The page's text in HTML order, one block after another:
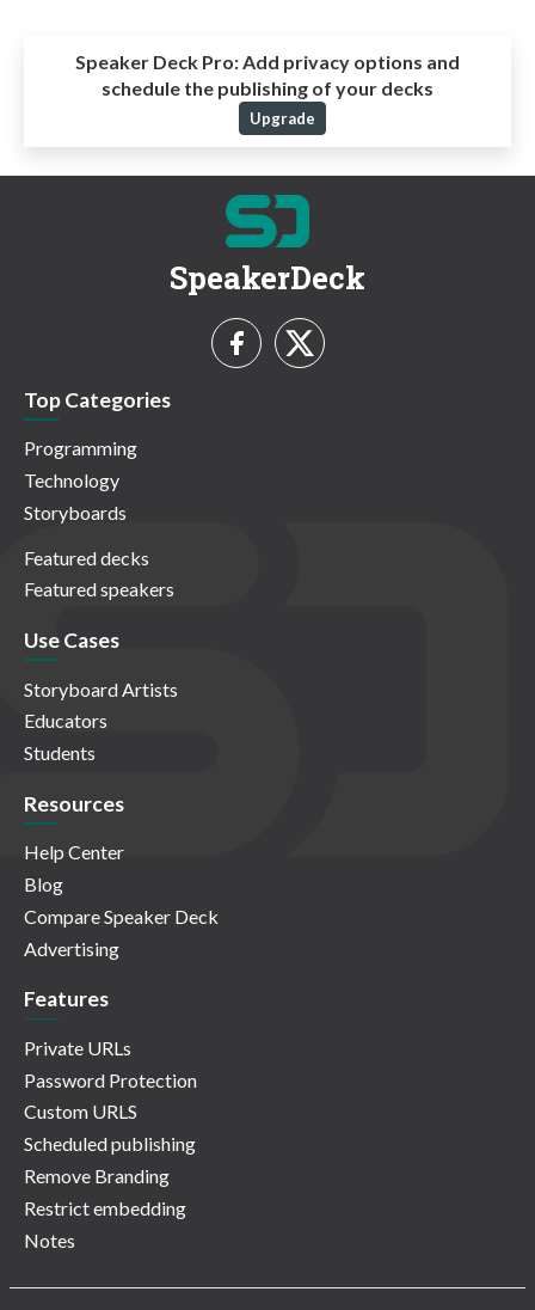
Speaker Deck Pro: Add privacy options and
schedule the publishing of your decks
Upgrade
SpeakerDeck
Top Categories
Programming
Technology
Storyboards
Featured decks
Featured speakers
Use Cases
Storyboard Artists
Educators
Students
Resources
Help Center
Blog
Compare Speaker Deck
Advertising
Features
Private URLs
Password Protection
Custom URLS
Scheduled publishing
Remove Branding
Restrict embedding
Notes